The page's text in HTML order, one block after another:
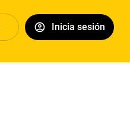
Inicia sesión